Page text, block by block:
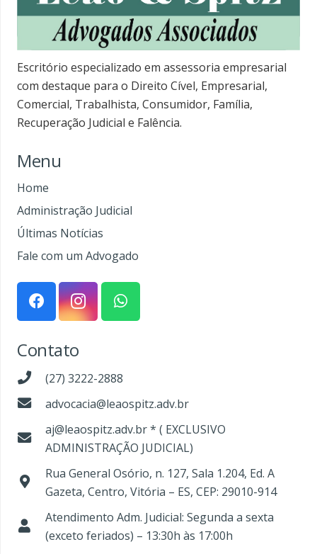
Escritório especializado em assessoria empresarial
com destaque para o Direito Cível, Empresarial,
Comercial, Trabalhista, Consumidor, Família,
Recuperação Judicial e Falência.
Menu
Home
Administração Judicial
Últimas Notícias
Fale com um Advogado
Contato
(27) 3222-2888
advocacia@leaospitz.adv.br
aj@leaospitz.adv.br * ( EXCLUSIVO
ADMINISTRAÇÃO JUDICIAL)
Rua General Osório, n. 127, Sala 1.204, Ed. A
Gazeta, Centro, Vitória – ES, CEP: 29010-914
Atendimento Adm. Judicial: Segunda a sexta
(exceto feriados) – 13:30h às 17:00h